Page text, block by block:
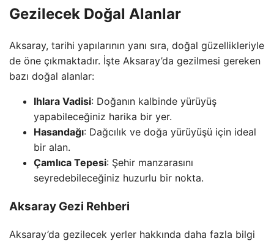
Gezilecek Doğal Alanlar
Aksaray, tarihi yapılarının yanı sıra, doğal güzellikleriyle
de öne çıkmaktadır. İşte Aksaray’da gezilmesi gereken
bazı doğal alanlar:
Ihlara Vadisi: Doğanın kalbinde yürüyüş
yapabileceğiniz harika bir yer.
Hasandağı: Dağcılık ve doğa yürüyüşü için ideal
bir alan.
Çamlıca Tepesi: Şehir manzarasını
seyredebileceğiniz huzurlu bir nokta.
Aksaray Gezi Rehberi
Aksaray’da gezilecek yerler hakkında daha fazla bilgi